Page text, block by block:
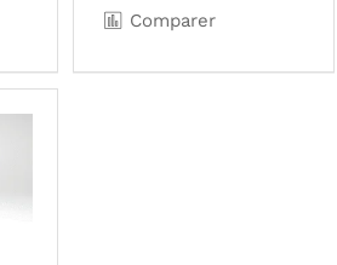
Comparer